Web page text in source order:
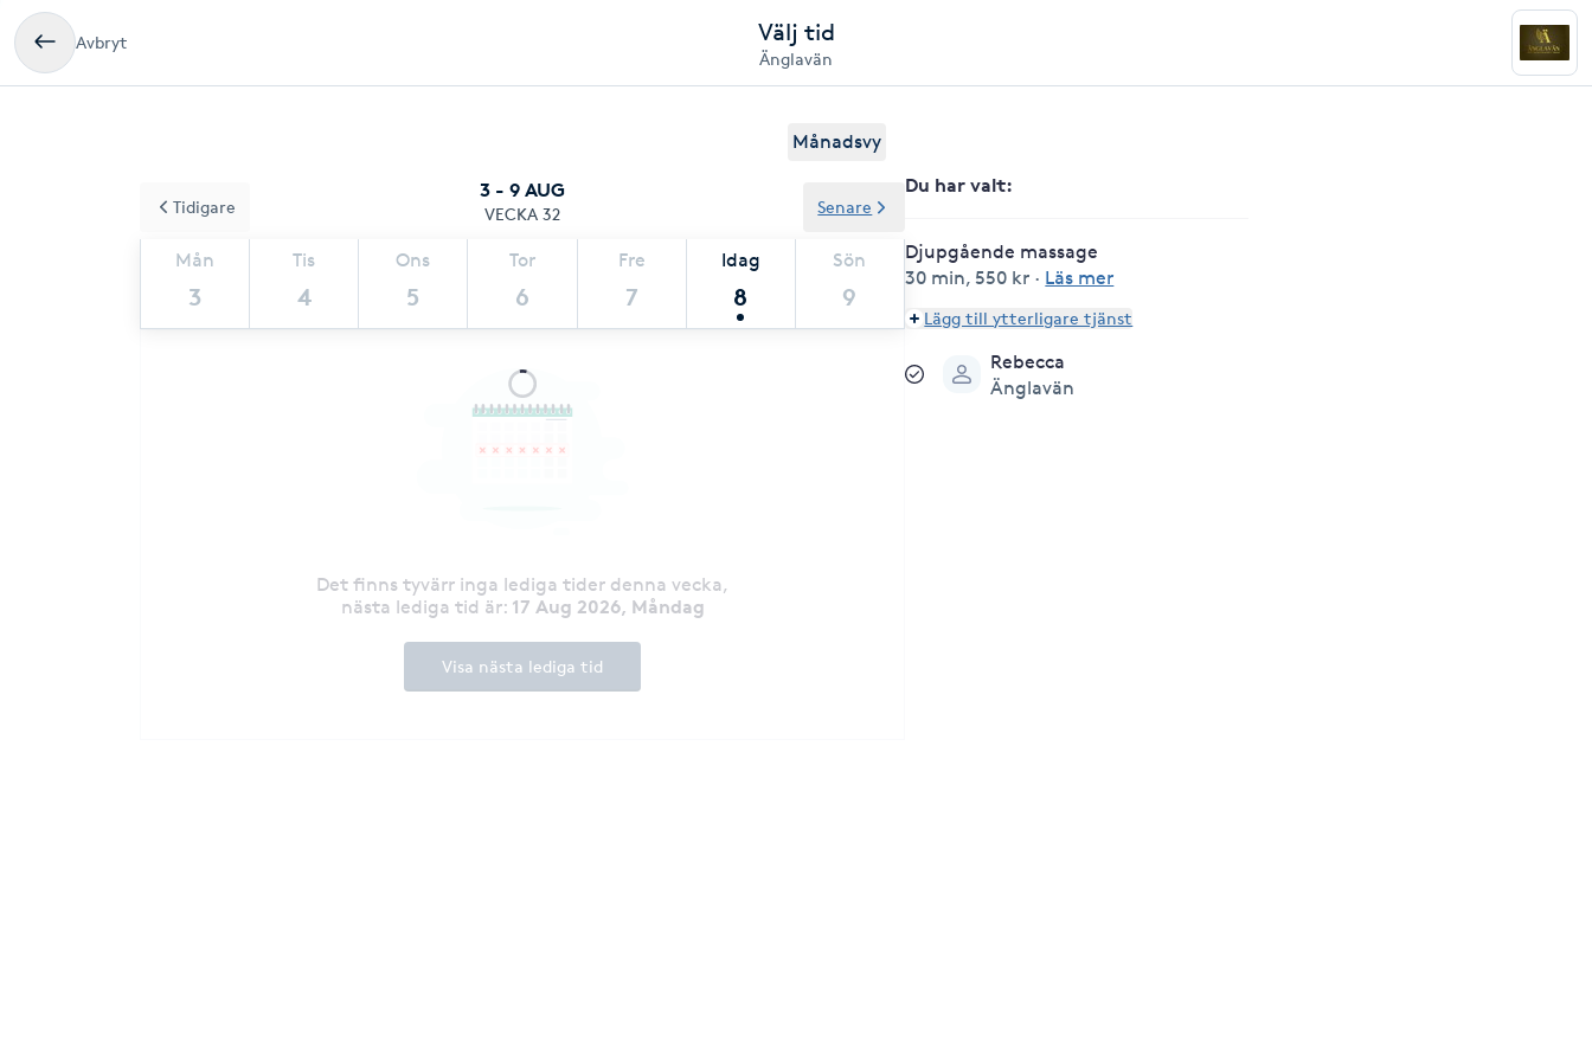
Avbryt Välj tid
Änglavän
Månadsvy
3 - 9 AUG
VECKA 32
Mån
3
Tis
4
Ons
5
Tor
6
Fre
7
Idag
8
Sön
9
Tidigare Senare
Det finns tyvärr inga lediga tider denna vecka,
nästa lediga tid är: 17 Aug 2026, Måndag
Visa nästa lediga tid
Du har valt:
Djupgående massage
30 min, 550 kr · Läs mer
Lägg till ytterligare tjänst
Rebecca
Änglavän